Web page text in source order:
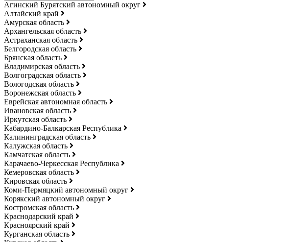
Агинский Бурятский автономный округ
Алтайский край
Амурская область
Архангельская область
Астраханская область
Белгородская область
Брянская область
Владимирская область
Волгоградская область
Вологодская область
Воронежская область
Еврейская автономная область
Ивановская область
Иркутская область
Кабардино-Балкарская Республика
Калининградская область
Калужская область
Камчатская область
Карачаево-Черкесская Республика
Кемеровская область
Кировская область
Коми-Пермяцкий автономный округ
Корякский автономный округ
Костромская область
Краснодарский край
Красноярский край
Курганская область